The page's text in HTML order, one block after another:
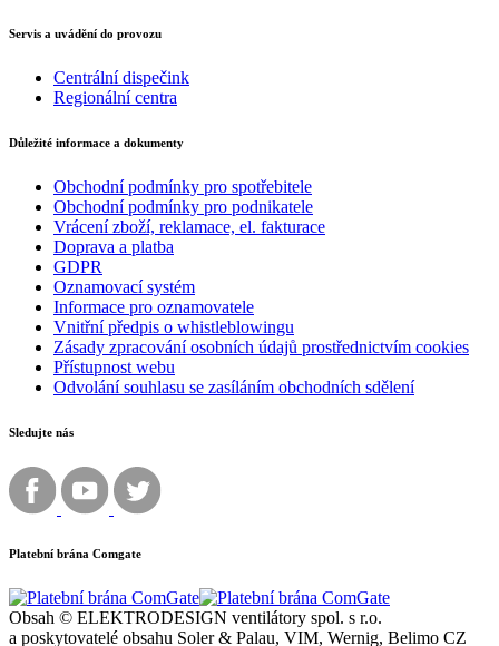
Servis a uvádění do provozu
Centrální dispečink
Regionální centra
Důležité informace a dokumenty
Obchodní podmínky pro spotřebitele
Obchodní podmínky pro podnikatele
Vrácení zboží, reklamace, el. fakturace
Doprava a platba
GDPR
Oznamovací systém
Informace pro oznamovatele
Vnitřní předpis o whistleblowingu
Zásady zpracování osobních údajů prostřednictvím cookies
Přístupnost webu
Odvolání souhlasu se zasíláním obchodních sdělení
Sledujte nás
Platební brána Comgate
Obsah © ELEKTRODESIGN ventilátory spol. s r.o.
a poskytovatelé obsahu Soler & Palau, VIM, Wernig, Belimo CZ